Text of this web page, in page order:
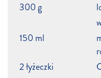
300 g
150 ml
2 łyżeczki